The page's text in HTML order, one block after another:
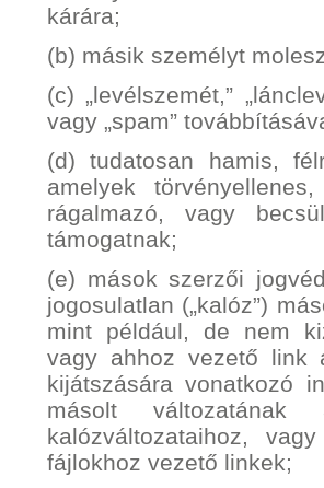
kárára;
(b) másik személyt
(c) „levélszemét,”
vagy „spam”
(d) tudatosan hamis,
amelyek
rágalmazó, vagy
támogatnak;
(e) mások szerzői
jogosulatlan („kalóz”)
mint például, de nem
vagy ahhoz vezető link
kijátszására vonatkozó
másolt
kalózváltozataihoz,
fájlokhoz vezető linkek;